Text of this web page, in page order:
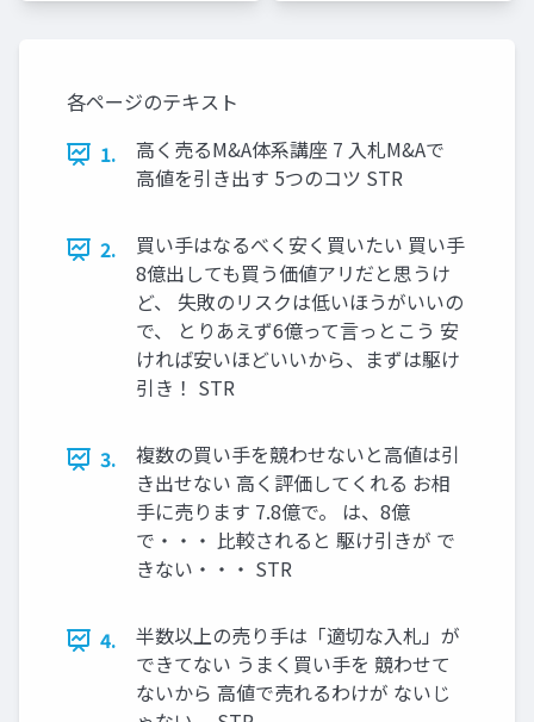
各ページのテキスト
1.
高く売るM&A体系講座 7 入札M&Aで
高値を引き出す 5つのコツ STR
2.
買い手はなるべく安く買いたい 買い手
8億出しても買う価値アリだと思うけ
ど、 失敗のリスクは低いほうがいいの
で、 とりあえず6億って言っとこう 安
ければ安いほどいいから、まずは駆け
引き！ STR
3.
複数の買い手を競わせないと高値は引
き出せない 高く評価してくれる お相
手に売ります 7.8億で。 は、8億
で・・・ 比較されると 駆け引きが で
きない・・・ STR
4.
半数以上の売り手は「適切な入札」が
できてない うまく買い手を 競わせて
ないから 高値で売れるわけが ないじ